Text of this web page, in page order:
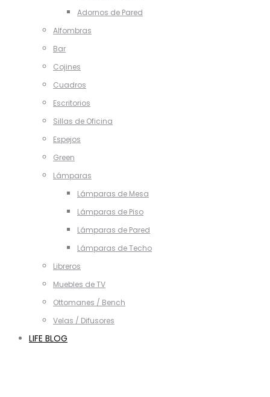
Adornos de Pared
Alfombras
Bar
Cojines
Cuadros
Escritorios
Sillas de Oficina
Espejos
Green
Lámparas
Lámparas de Mesa
Lámparas de Piso
Lámparas de Pared
Lámparas de Techo
Libreros
Muebles de TV
Ottomanes / Bench
Velas / Difusores
LIFE BLOG